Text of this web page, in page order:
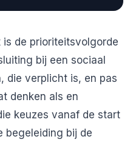
de prioriteitsvolgorde
bij een sociaal
die verplicht is, en pas
denken als en
keuzes vanaf de start
begeleiding bij de